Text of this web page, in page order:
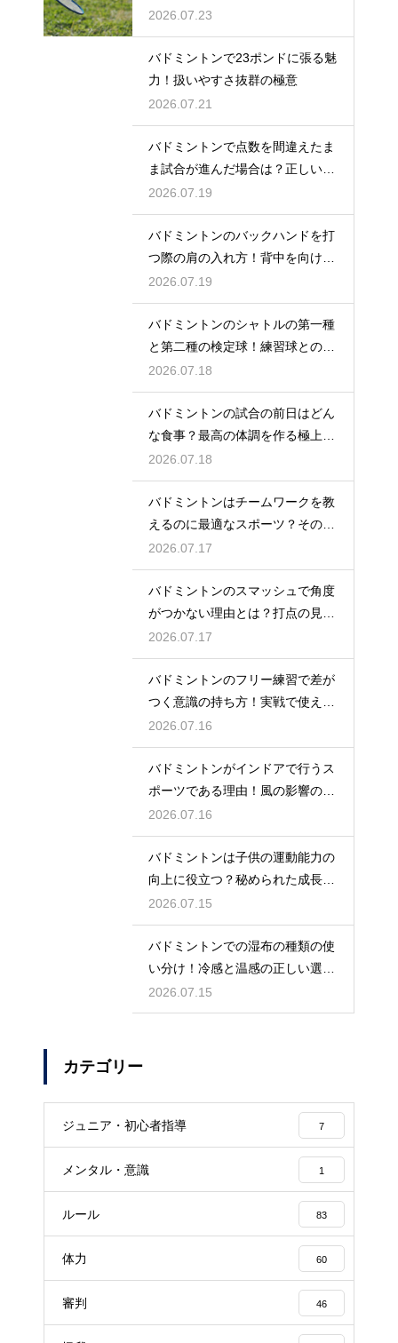
2026.07.23
バドミントンで23ポンドに張る魅
力！扱いやすさ抜群の極意
2026.07.21
バドミントンで点数を間違えたま
ま試合が進んだ場合は？正しい修
正方法
2026.07.19
バドミントンのバックハンドを打
つ際の肩の入れ方！背中を向けて
構える
2026.07.19
バドミントンのシャトルの第一種
と第二種の検定球！練習球との違
いとは
2026.07.18
バドミントンの試合の前日はどん
な食事？最高の体調を作る極上メ
ニュー
2026.07.18
バドミントンはチームワークを教
えるのに最適なスポーツ？その理
由
2026.07.17
バドミントンのスマッシュで角度
がつかない理由とは？打点の見直
し方
2026.07.17
バドミントンのフリー練習で差が
つく意識の持ち方！実戦で使える
生きた球を打つ極意
2026.07.16
バドミントンがインドアで行うス
ポーツである理由！風の影響の大
きさ
2026.07.16
バドミントンは子供の運動能力の
向上に役立つ？秘められた成長効
果
2026.07.15
バドミントンでの湿布の種類の使
い分け！冷感と温感の正しい選び
方
2026.07.15
カテゴリー
ジュニア・初心者指導 7
メンタル・意識 1
ルール 83
体力 60
審判 46